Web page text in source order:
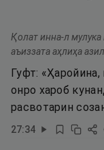
Қолат инна-л мулука
аъиззата аҳлиҳа
Гуфт:
онро хароб
расвотарин
27:34